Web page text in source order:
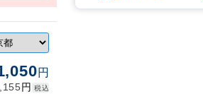
円
円 税込